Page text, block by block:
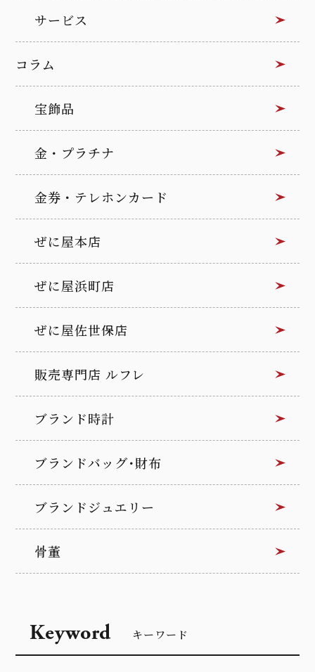
サービス
コラム
宝飾品
金・プラチナ
金券・テレホンカード
ぜに屋本店
ぜに屋浜町店
ぜに屋佐世保店
販売専門店 ルフレ
ブランド時計
ブランドバッグ･財布
ブランドジュエリー
骨董
Keyword キーワード